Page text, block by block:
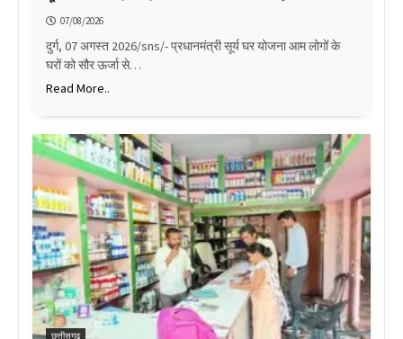
07/08/2026
दुर्ग, 07 अगस्त 2026/sns/- प्रधानमंत्री सूर्य घर योजना आम लोगों के
घरों को सौर ऊर्जा से…
Read More..
छत्तीसगढ़